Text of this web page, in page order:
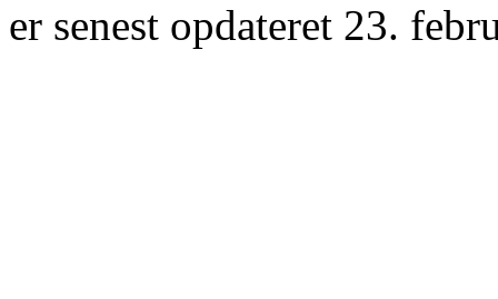
er senest opdateret 23.